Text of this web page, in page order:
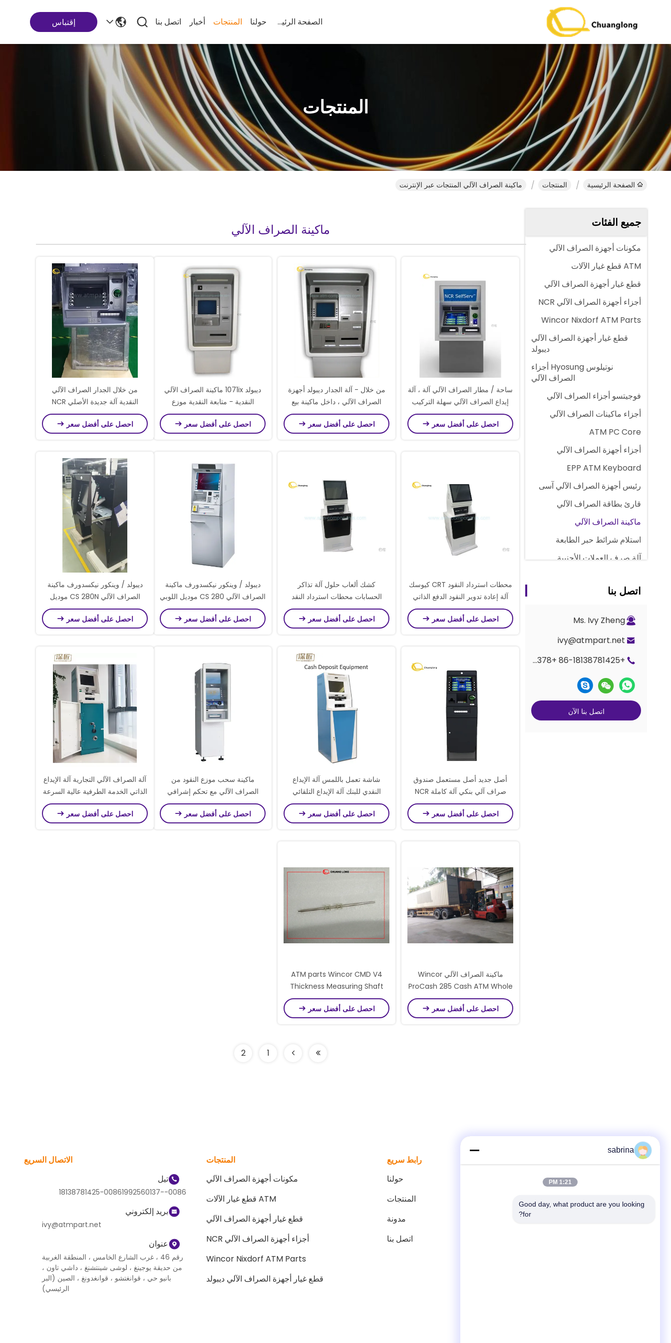
الصفحة الرئيسية حولنا المنتجات أخبار اتصل بنا إقتباس
المنتجات
الصفحة الرئيسية المنتجات ماكينة الصراف الآلي المنتجات عبر الإنترنت
جميع الفئات
مكونات أجهزة الصراف الآلي
ATM قطع غيار الآلات
قطع غيار أجهزة الصراف الآلي
أجزاء أجهزة الصراف الآلي NCR
Wincor Nixdorf ATM Parts
قطع غيار أجهزة الصراف الآلي
ديبولد
نوتيلوس Hyosung أجزاء
الصراف الآلي
فوجيتسو أجزاء الصراف الآلي
أجزاء ماكينات الصراف الآلي
ATM PC Core
أجزاء أجهزة الصراف الآلي
EPP ATM Keyboard
رئيس أجهزة الصراف الآلي آسى
قارئ بطاقة الصراف الآلي
ماكينة الصراف الآلي
استلام شرائط حبر الطابعة
آلة صرف العملات الأجنبية
قطع غيار عداد المجد
اتصل بنا
Ms. Ivy Zheng
ivy@atmpart.net
+86-18138781425 +86-19925601378
اتصل بنا الآن
ماكينة الصراف الآلي
ساحة / مطار الصراف الآلي آلة ، آلة
إيداع الصراف الآلي سهلة التركيب
احصل على أفضل سعر
من خلال - آلة الجدار ديبولد أجهزة
الصراف الآلي ، داخل ماكينة بيع
أجهزة الصراف الآلي
احصل على أفضل سعر
ديبولد 1071ix ماكينة الصراف الآلي
النقدية - متابعة النقدية موزع
المحمول دائم
احصل على أفضل سعر
من خلال الجدار الصراف الآلي
النقدية آلة جديدة الأصلي NCR
SelfServ 6625 خارج النقدية موزع
احصل على أفضل سعر
محطات استرداد النقود CRT كيوسك
آلة إعادة تدوير النقود الدفع الذاتي
كيوسك آلة ألعاب مع قرص QR
القارئ قرأ بطاقة طابعة شاشة لمسة
احصل على أفضل سعر
كشك ألعاب حلول آلة تذاكر
الحسابات محطات استرداد النقد
كشك ألعاب Fujitsu F53 النقد
Fujitsu F53/F56 كاسيتة فاتورة
احصل على أفضل سعر
ديبولد / وينكور نيكسدورف ماكينة
الصراف الآلي CS 280 موديل اللوبي
الأمامي ماكينة الصراف الآلي
احصل على أفضل سعر
ديبولد / وينكور نيكسدورف ماكينة
الصراف الآلي CS 280N موديل
اللوبي الأمامي ماكينة الصراف الآلي
احصل على أفضل سعر
أصل جديد أصل مستعمل صندوق
صراف آلي بنكي آلة كاملة NCR
ATM SelfServ 6622 6683 6635
احصل على أفضل سعر
شاشة تعمل باللمس آلة الإيداع
النقدي للبنك آلة الإيداع التلقائي
احصل على أفضل سعر
ماكينة سحب موزع النقود من
الصراف الآلي مع تحكم إشرافي
احصل على أفضل سعر
آلة الصراف الآلي التجارية آلة الإيداع
الذاتي الخدمة الطرفية عالية السرعة
BVM
احصل على أفضل سعر
ماكينة الصراف الآلي Wincor
ProCash 285 Cash ATM Whole
Machine TTW CS 285
احصل على أفضل سعر
ATM parts Wincor CMD V4
Thickness Measuring Shaft
Assembly double extractor
1750035768
احصل على أفضل سعر
1
2
وسائل التواصل الاجتماعي
رابط سريع
حولنا
المنتجات
مدونة
اتصل بنا
المنتجات
مكونات أجهزة الصراف الآلي
ATM قطع غيار الآلات
قطع غيار أجهزة الصراف الآلي
أجزاء أجهزة الصراف الآلي NCR
Wincor Nixdorf ATM Parts
قطع غيار أجهزة الصراف الآلي ديبولد
الاتصال السريع
تيل
0086--18138781425-00861992560137
بريد إلكتروني
ivy@atmpart.net
عنوان
رقم 46 ، غرب الشارع الخامس ، المنطقة الغربية
من حديقة يوجينغ ، لوشى شينتشنغ ، داشي تاون ،
بانيو حي ، قوانغتشو ، قوانغدونغ ، الصين (البر
الرئيسي)
sabrina
1:21 PM
Good day, what product are you looking
for?